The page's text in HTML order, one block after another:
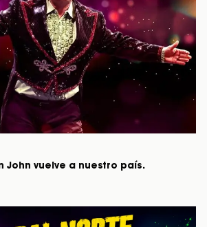
John vuelve a nuestro país.